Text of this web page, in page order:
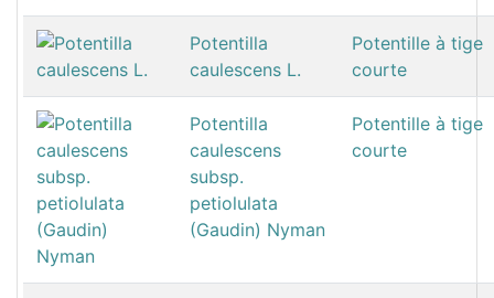
Potentilla
caulescens L.
Potentille à tige
courte
Potentilla
caulescens
subsp.
petiolulata
(Gaudin) Nyman
Potentille à tige
courte